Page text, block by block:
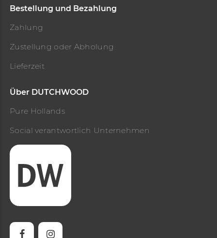
Bestellung und Bezahlung
Zahlung
Zustellung oder Abholung
Lieferzeit
Über DUTCHWOOD
Pure Hollands
Social verantwortlich Unternehmen